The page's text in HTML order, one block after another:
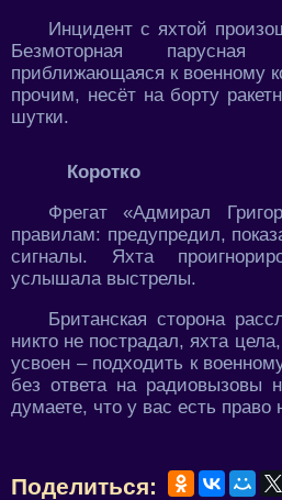
Инцидент с яхтой
Безмоторная
приближающаяся к военному
прочим, несёт на борту
шутки.
Коротко
Фрегат «Адмирал
правилам: предупредил,
сигналы. Яхта
услышала выстрелы.
Британская сторона
никто не пострадал, яхта
усвоен – подходить к
без ответа на радиовызовы
думаете, что у вас есть право
Поделиться: